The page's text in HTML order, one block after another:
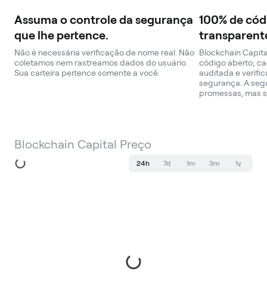
Assuma o controle da segurança
que lhe pertence.
Não é necessária verificação de nome real. Não
coletamos nem rastreamos dados do usuário.
Sua carteira pertence somente a você.
100% de
Blockchain
código aberto;
auditada e
segurança. A
promessas, mas
Blockchain Capital Preço
24h 7d 1m 3m 1y